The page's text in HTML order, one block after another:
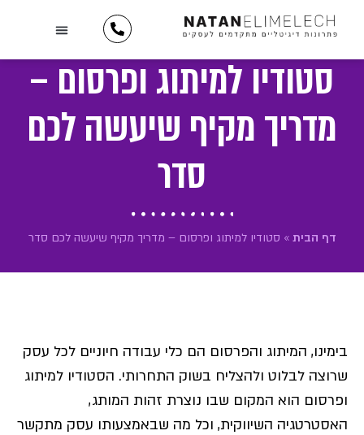
סטודיו למיתוג ופרסום –
מדריך מקיף שיעשה לכם
סדר
דף הבית » סטודיו למיתוג ופרסום – מדריך מקיף שיעשה לכם סדר
בימינו, המיתוג והפרסום הם כלי עבודה חיוניים לכל עסק
שרוצה לבלוט ולהצליח בשוק התחרותי. הסטודיו למיתוג
ופרסום הוא המקום שבו נוצרת זהות המותג,
האסטרטגיה השיווקית, וכל מה שבאמצעותו עסק מתקשר